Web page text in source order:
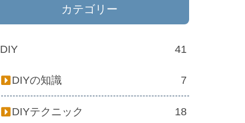
カテゴリー
DIY 41
DIYの知識 7
DIYテクニック 18